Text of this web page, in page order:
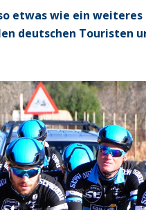
etwas wie ein weiteres
deutschen Touristen